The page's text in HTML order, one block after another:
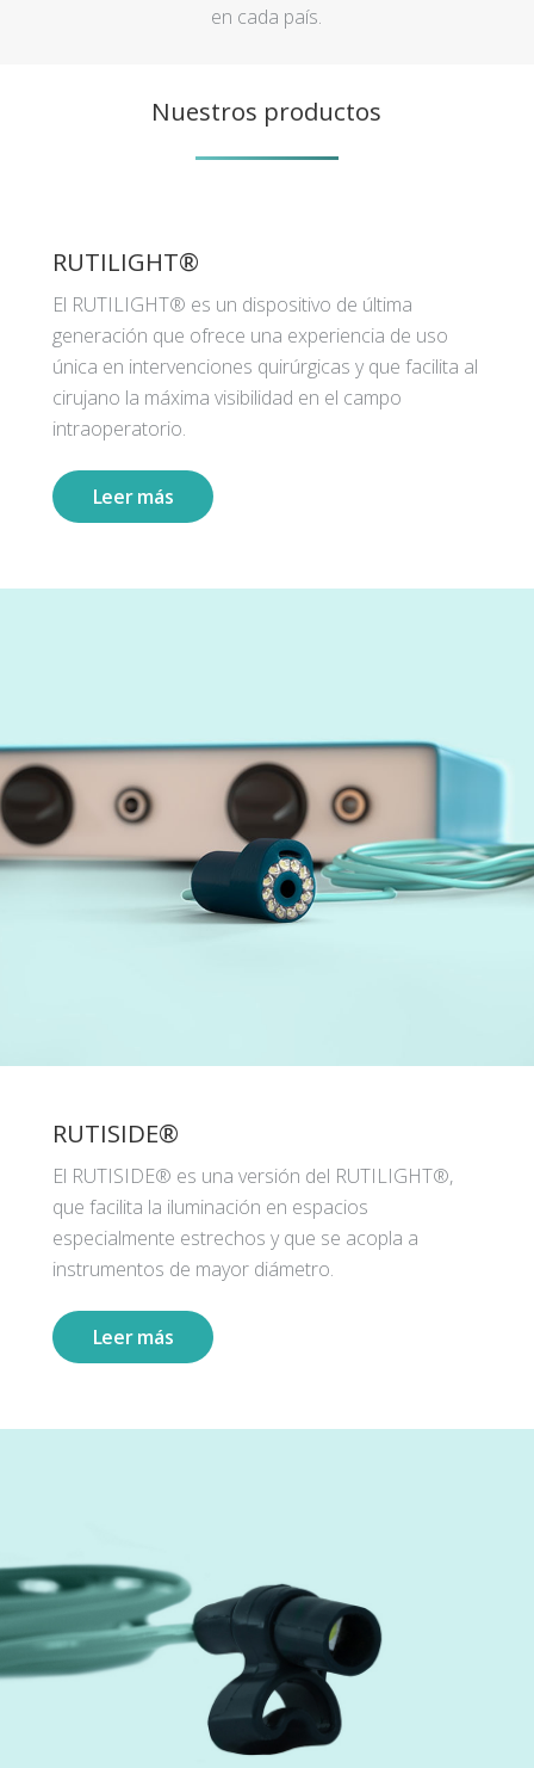
en cada país.
Nuestros productos
RUTILIGHT®
El RUTILIGHT® es un dispositivo de última
generación que ofrece una experiencia de uso
única en intervenciones quirúrgicas y que facilita al
cirujano la máxima visibilidad en el campo
intraoperatorio.
Leer más
RUTISIDE®
El RUTISIDE® es una versión del RUTILIGHT®,
que facilita la iluminación en espacios
especialmente estrechos y que se acopla a
instrumentos de mayor diámetro.
Leer más